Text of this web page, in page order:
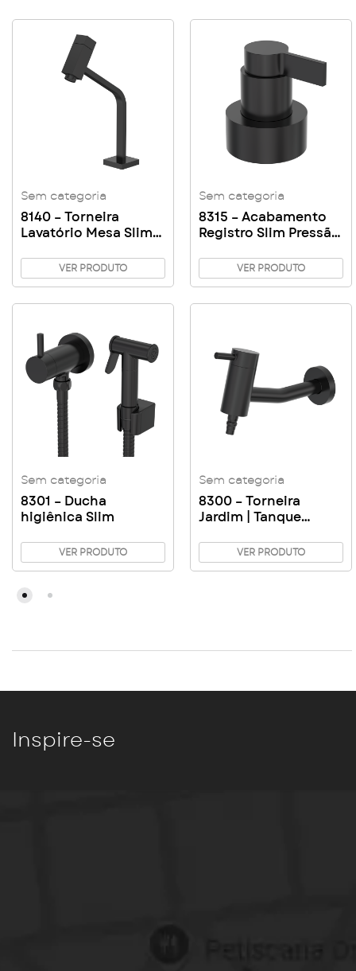
Sem categoria
8140 – Torneira
Lavatório Mesa Slim
VER PRODUTO
Sem categoria
8315 – Acabamento
Registro Slim Pressão
1 1/4″ DN32 – 1 1/2″
DN40
VER PRODUTO
Sem categoria
8301 – Ducha
higiênica Slim
VER PRODUTO
Sem categoria
8300 – Torneira
Jardim | Tanque
Metal SlimVER PRODUTO
Inspire-se